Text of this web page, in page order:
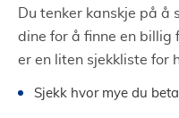
Du tenker kanskje på å
dine for å finne en billig
er en liten sjekkliste for
Sjekk hvor mye du